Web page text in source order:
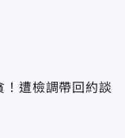
！遭檢調帶回約談